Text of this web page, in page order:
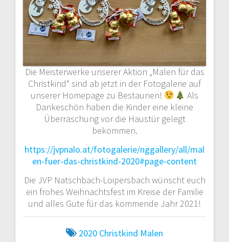
Die Meisterwerke unserer Aktion „Malen für das
Christkind“ sind ab jetzt in der Fotogalerie auf
unserer Homepage zu Bestaunen!
Als
Dankeschön haben die Kinder eine kleine
Überraschung vor die Haustür gelegt
bekommen.
https://jvpnalo.at/fotogalerie/nggallery/all/mal
en-fuer-das-christkind-2020#page-content
Die JVP Natschbach-Loipersbach wünscht euch
ein frohes Weihnachtsfest im Kreise der Familie
und alles Gute für das kommende Jahr 2021!
2020 Christkind Malen